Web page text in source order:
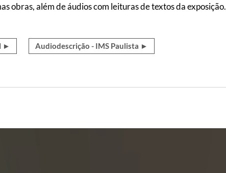
obras, além de áudios com leituras de textos da exposição.
► Audiodescrição - IMS Paulista ►